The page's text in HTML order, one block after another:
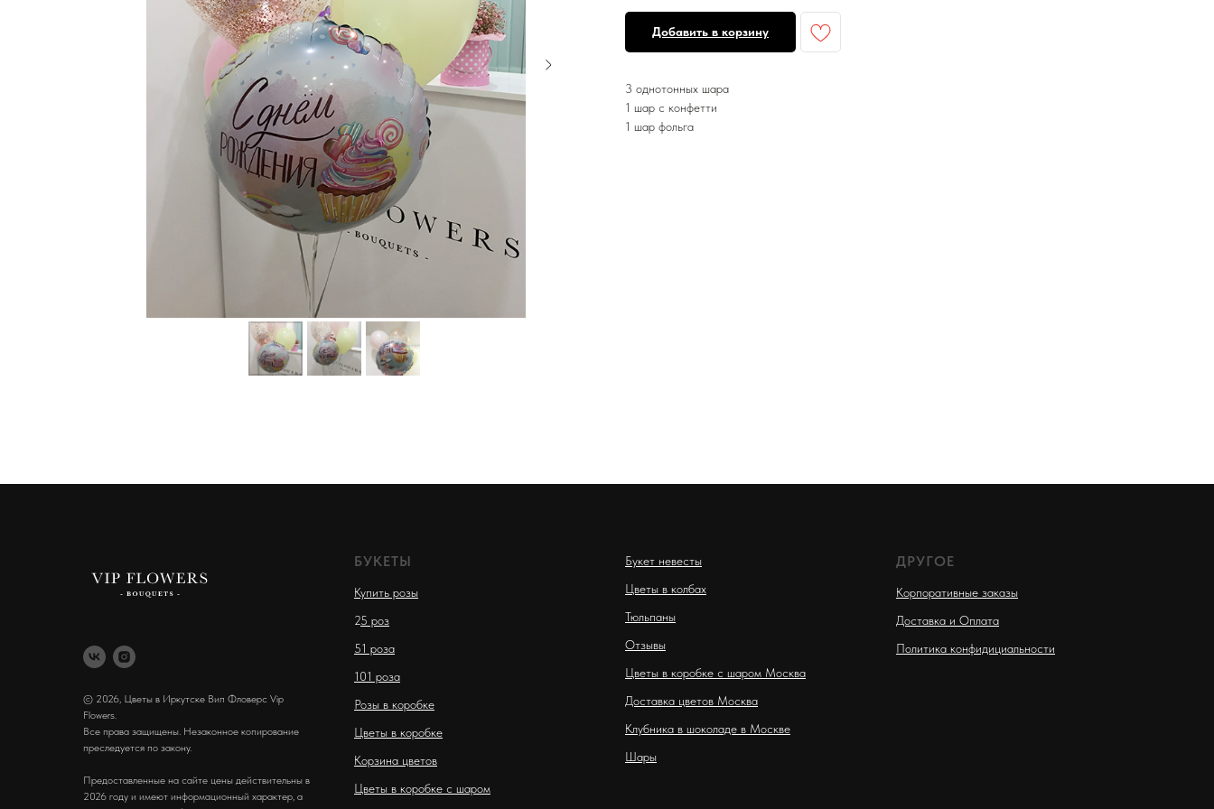
Добавить в корзину
3 однотонных шара
1 шар с конфетти
1 шар фольга
© 2026, Цветы в Иркутске Вип Фловерс Vip
Flowers.
Все права защищены. Незаконное копирование
преследуется по закону.
Предоставленные на сайте цены действительны в
2026 году и имеют информационный характер, а
БУКЕТЫ
Купить розы
25 роз
51 роза
101 роза
Розы в коробке
Цветы в коробке
Корзина цветов
Цветы в коробке с шаром
Букет невесты
Цветы в колбах
Тюльпаны
Отзывы
Цветы в коробке с шаром Москва
Доставка цветов Москва
Клубника в шоколаде в Москве
Шары
ДРУГОЕ
Корпоративные заказы
Доставка и Оплата
Политика конфидициальности